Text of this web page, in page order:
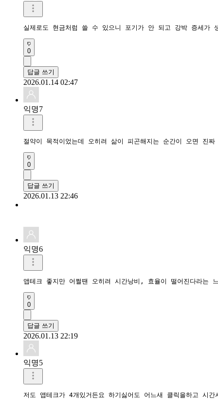
실제로도 현금처럼 쓸 수 있으니 포기가 안 되고 강박 증세가
0
답글 쓰기
2026.01.14 02:47
익명7
0
답글 쓰기
2026.01.13 22:46
익명6
앱테크 좋지만 어쩔땐 오히려 시간낭비, 효율이 떨어진다라는
0
답글 쓰기
2026.01.13 22:19
익명5
저도 앱테크가 4개있거든요 하기싫어도 어느새 클릭을하고 시간